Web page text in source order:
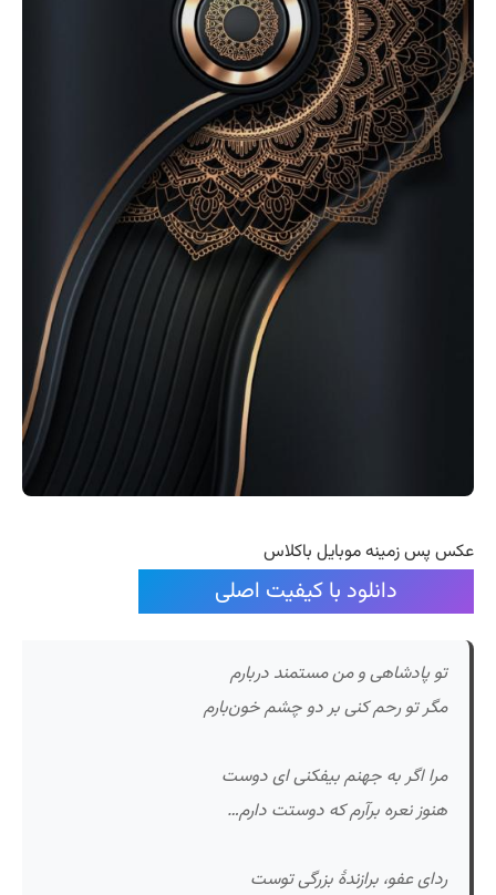
عکس پس زمینه موبایل باکلاس
دانلود با کیفیت اصلی
تو پادشاهی و من مستمند دربارم
مگر تو رحم کنی بر دو چشم خون‌بارم
مرا اگر به جهنم بیفکنی ای دوست
هنوز نعره برآرم که دوستت دارم…
ردای عفو، برازندۀ بزرگی توست